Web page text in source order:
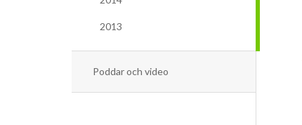
2013
Poddar och video